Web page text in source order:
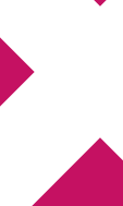
Gästinlägg
You are here: